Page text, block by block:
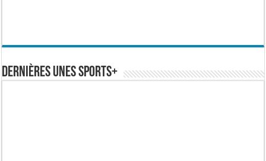
Dernières Unes Sports+